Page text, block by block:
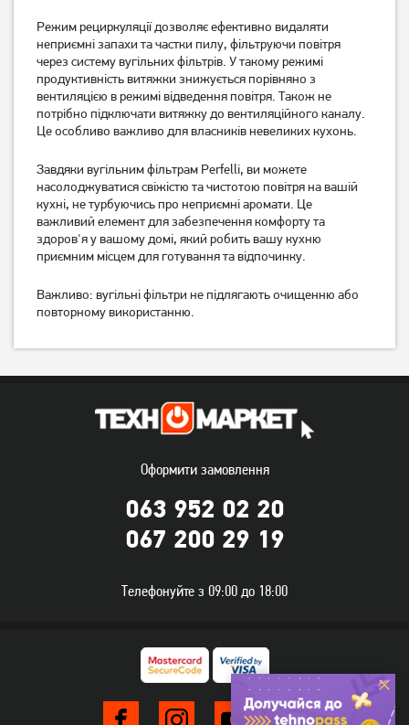
352грн 610грн
Комплект вугільних
фільтрів Perfelli 0053
400грн
Комплект вугільних
фільтрів Perfelli 0069
Вугільний фільтр Perfelli
Комплект вугільних
Режим рециркуляції дозволяє ефективно видаляти
неприємні запахи та частки пилу, фільтруючи повітря
через систему вугільних фільтрів. У такому режимі
продуктивність витяжки знижується порівняно з
вентиляцією в режимі відведення повітря. Також не
потрібно підключати витяжку до вентиляційного каналу.
Це особливо важливо для власників невеликих кухонь.
Завдяки вугільним фільтрам Perfelli, ви можете
насолоджуватися свіжістю та чистотою повітря на вашій
кухні, не турбуючись про неприємні аромати. Це
важливий елемент для забезпечення комфорту та
здоров'я у вашому домі, який робить вашу кухню
приємним місцем для готування та відпочинку.
Важливо: вугільні фільтри не підлягають очищенню або
повторному використанню.
Оформити замовлення
063 952 02 20
067 200 29 19
Телефонуйте з 09:00 до 18:00